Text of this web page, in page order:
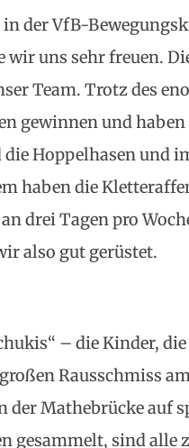
in der VfB-
wir uns sehr freuen.
Team. Trotz des
gewinnen und
Hoppelhasen und
haben die
drei Tagen pro
also gut gerüstet.
– die Kinder,
Rausschmiss
der Mathebrücke auf
gesammelt, sind alle